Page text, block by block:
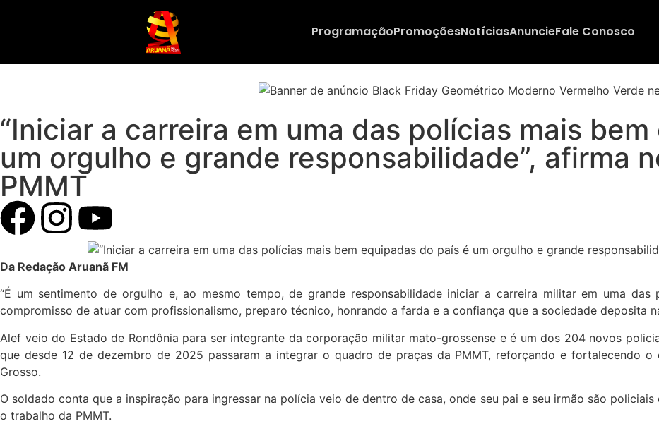
ProgramaçãoPromoçõesNotíciasAnuncieFale Conosco
“Iniciar a carreira em uma das polícias mais
um orgulho e grande responsabilidade”, afirma
PMMT
Da Redação Aruanã FM
“É um sentimento de orgulho e, ao mesmo tempo, de grande responsabilidade iniciar a carreira militar em uma
compromisso de atuar com profissionalismo, preparo técnico, honrando a farda e a confiança que a sociedade deposita
Alef veio do Estado de Rondônia para ser integrante da corporação militar mato-grossense e é um dos 204 novos
que desde 12 de dezembro de 2025 passaram a integrar o quadro de praças da PMMT, reforçando e fortalecendo
Grosso.
O soldado conta que a inspiração para ingressar na polícia veio de dentro de casa, onde seu pai e seu irmão são
o trabalho da PMMT.